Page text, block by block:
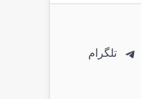
تلگرام